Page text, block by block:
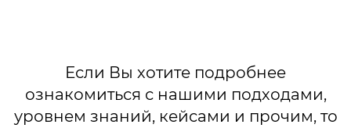
Если Вы хотите подробнее
ознакомиться с нашими подходами,
уровнем знаний, кейсами и прочим, то